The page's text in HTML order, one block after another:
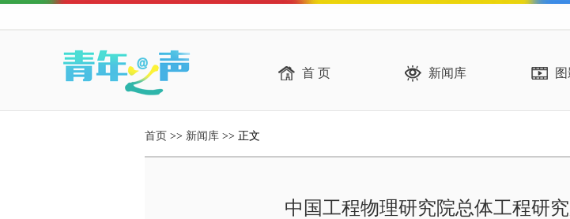
首 页 新闻库
首页 >> 新闻库 >> 正文
中国工程物理研究院总体工程研